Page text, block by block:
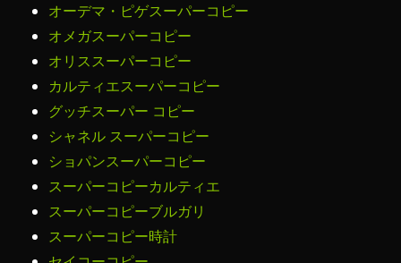
オーデマ・ピゲスーパーコピー
オメガスーパーコピー
オリススーパーコピー
カルティエスーパーコピー
グッチスーパー コピー
シャネル スーパーコピー
ショパンスーパーコピー
スーパーコピーカルティエ
スーパーコピーブルガリ
スーパーコピー時計